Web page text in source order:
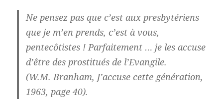
Ne pensez pas que c’est aux presbytériens
que je m’en prends, c’est à vous,
pentecôtistes ! Parfaitement … je les accuse
d’être des prostitués de l’Evangile.
(W.M. Branham, J’accuse cette génération,
1963, page 40).